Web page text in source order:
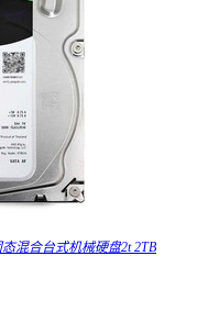
态混合台式机械硬盘2t 2TB